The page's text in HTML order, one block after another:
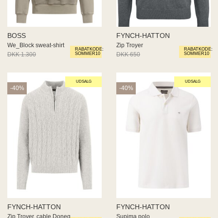
RABATKODE:
SOMMER10
BOSS
We_Block sweat-shirt
DKK 1.300
DKK 650
RABATKODE:
SOMMER10
FYNCH-HATTON
Zip Troyer
DKK 650
DKK 390
UDSALG
-40%
FYNCH-HATTON
UDSALG
-40%
FYNCH-HATTON